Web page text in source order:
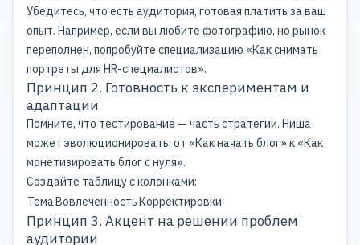
Убедитесь, что есть аудитория, готовая платить за ваш
опыт. Например, если вы любите фотографию, но рынок
переполнен, попробуйте специализацию «Как снимать
портреты для HR-специалистов».
Принцип 2. Готовность к экспериментам и
адаптации
Помните, что тестирование — часть стратегии. Ниша
может эволюционировать: от «Как начать блог» к «Как
монетизировать блог с нуля».
Создайте таблицу с колонками:
ТемаВовлеченностьКорректировки
Принцип 3. Акцент на решении проблем
аудитории